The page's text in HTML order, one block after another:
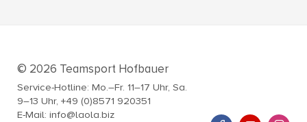
© 2026 Teamsport Hofbauer
Service-Hotline: Mo.–Fr. 11–17 Uhr, Sa.
9–13 Uhr, +49 (0)8571 920351
E-Mail: info@laola.biz